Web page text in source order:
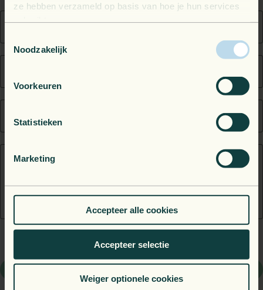
ze hebben verzameld op basis van hoe je hun services
Noodzakelijk
Voorkeuren
Statistieken
Marketing
Accepteer alle cookies
Accepteer selectie
Weiger optionele cookies
Telephone
Message
Privacy Policy